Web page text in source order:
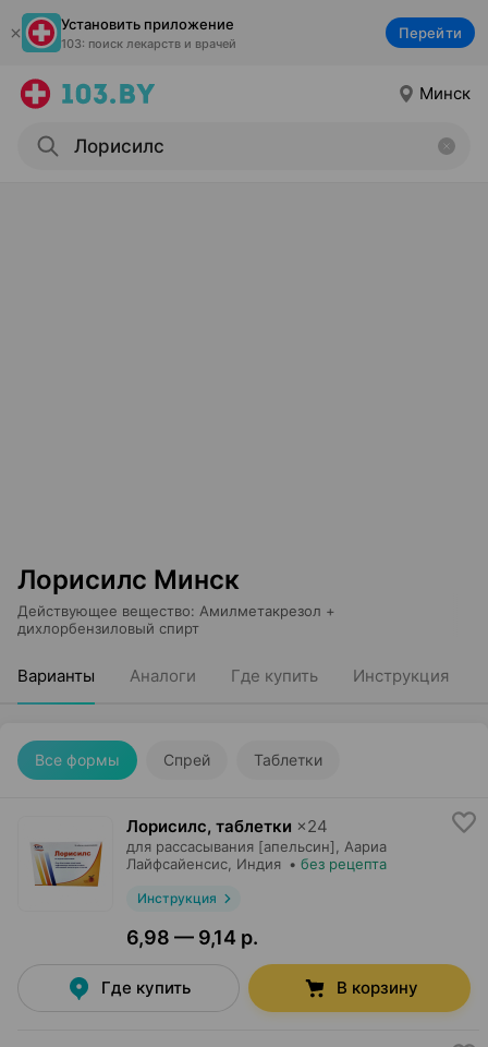
Установить приложение
103: поиск лекарств и врачей
Перейти
Минск
Лорисилс Минск
Действующее вещество: Амилметакрезол +
дихлорбензиловый спирт
Варианты Аналоги Где купить Инструкция
Все формы Спрей Таблетки
Лорисилс, таблетки ×24
для рассасывания [апельсин],
Аариа
Лайфсайенсис , Индия • без рецепта
Инструкция
6,98 — 9,14 р.
Где купить В корзину